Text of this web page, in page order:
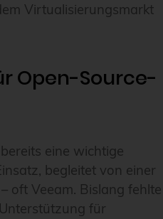
Virtualisierungsmarkt
Open-Source-
eine wichtige
begleitet von einer
oft Veeam. Bislang fehlte
für